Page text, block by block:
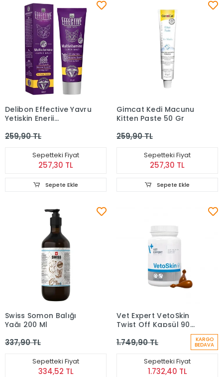
Delibon Effective Yavru
Yetişkin Enerji
Vitamin Macun 50 Gr
259,90 TL
Sepetteki Fiyat
257,30 TL
Sepete Ekle
Gimcat Kedi Macunu
Kitten Paste 50 Gr
259,90 TL
Sepetteki Fiyat
257,30 TL
Sepete Ekle
Swiss Somon Balığı
Yağı 200 Ml
337,90 TL
Sepetteki Fiyat
334,52 TL
Vet Expert VetoSkin
Twist Off Kapsül 90
1.749,90 TL KARGO
BEDAVA
Sepetteki Fiyat
1.732,40 TL